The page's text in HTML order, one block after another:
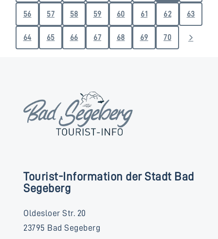
56 57 58 59 60 61 62 63
64 65 66 67 68 69 70
Tourist-Information der Stadt Bad
Segeberg
Oldesloer Str. 20
23795 Bad Segeberg